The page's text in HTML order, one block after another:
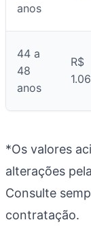
anos
44 a
48
anos
R$
*Os valores
alterações
Consulte
contratação.